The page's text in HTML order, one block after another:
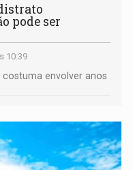
pode ser
10:39
envolver anos